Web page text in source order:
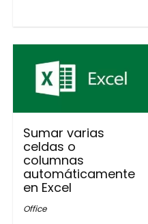
Sumar varias
celdas o
columnas
automáticamente
en Excel
Office